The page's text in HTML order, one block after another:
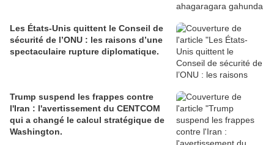
Les États-Unis quittent le Conseil de
sécurité de l’ONU : les raisons d’une
spectaculaire rupture diplomatique.
Trump suspend les frappes contre
l'Iran : l'avertissement du CENTCOM
qui a changé le calcul stratégique de
Washington.